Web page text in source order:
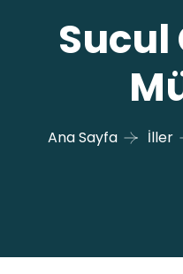
Sucul
Ana Sayfa İller